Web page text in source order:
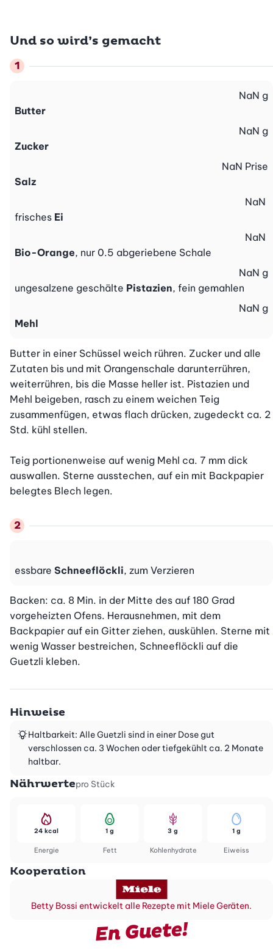
Und so wird’s gemacht
Butter
NaN g
Zucker
NaN g
Salz
NaN Prise
frisches Ei
NaN
Bio-Orange, nur 0.5 abgeriebene Schale
NaN
ungesalzene geschälte Pistazien, fein gemahlen
NaN g
Mehl
NaN g
Butter in einer Schüssel weich rühren. Zucker und alle
Zutaten bis und mit Orangenschale darunterrühren,
weiterrühren, bis die Masse heller ist. Pistazien und
Mehl beigeben, rasch zu einem weichen Teig
zusammenfügen, etwas flach drücken, zugedeckt ca. 2
Std. kühl stellen.
Teig portionenweise auf wenig Mehl ca. 7 mm dick
auswallen. Sterne ausstechen, auf ein mit Backpapier
belegtes Blech legen.
essbare Schneeflöckli, zum Verzieren
Backen: ca. 8 Min. in der Mitte des auf 180 Grad
vorgeheizten Ofens. Herausnehmen, mit dem
Backpapier auf ein Gitter ziehen, auskühlen. Sterne mit
wenig Wasser bestreichen, Schneeflöckli auf die
Guetzli kleben.
Hinweise
Haltbarkeit: Alle Guetzli sind in einer Dose gut
verschlossen ca. 3 Wochen oder tiefgekühlt ca. 2 Monate
haltbar.
Nährwertepro Stück
Energie
24 kcal
Fett
1 g
Kohlenhydrate
3 g
Eiweiss
1 g
Kooperation
Betty Bossi entwickelt alle Rezepte mit Miele Geräten.
En Guete!